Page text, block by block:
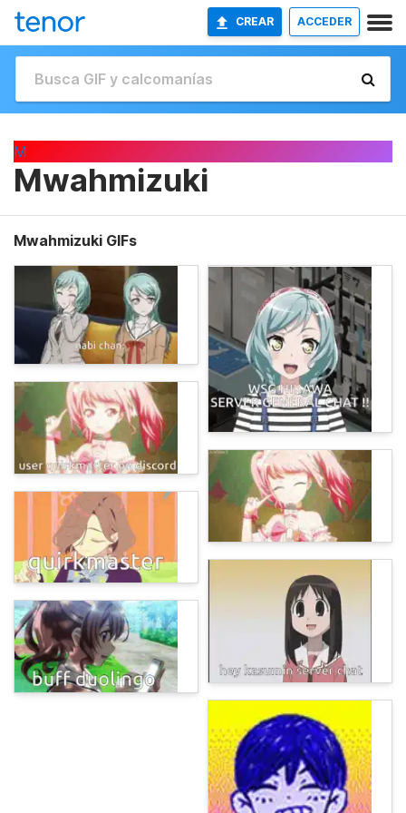
CREAR ACCEDER
M
Mwahmizuki
Mwahmizuki GIFs